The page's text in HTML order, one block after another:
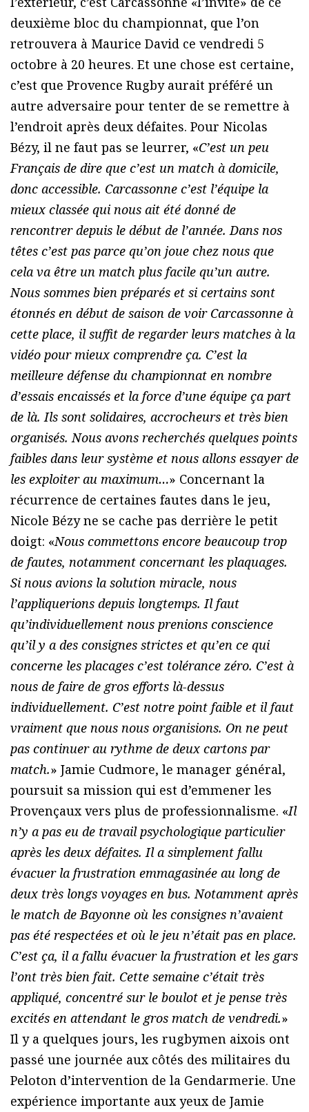
deuxième bloc du championnat, que l’on
retrouvera à Maurice David ce vendredi 5
octobre à 20 heures. Et une chose est certaine,
c’est que Provence Rugby aurait préféré un
autre adversaire pour tenter de se remettre à
l’endroit après deux défaites. Pour Nicolas
Bézy, il ne faut pas se leurrer, «C’est un peu
Français de dire que c’est un match à domicile,
donc accessible. Carcassonne c’est l’équipe la
mieux classée qui nous ait été donné de
rencontrer depuis le début de l’année. Dans nos
têtes c’est pas parce qu’on joue chez nous que
cela va être un match plus facile qu’un autre.
Nous sommes bien préparés et si certains sont
étonnés en début de saison de voir Carcassonne à
cette place, il suffit de regarder leurs matches à la
vidéo pour mieux comprendre ça. C’est la
meilleure défense du championnat en nombre
d’essais encaissés et la force d’une équipe ça part
de là. Ils sont solidaires, accrocheurs et très bien
organisés. Nous avons recherchés quelques points
faibles dans leur système et nous allons essayer de
les exploiter au maximum…» Concernant la
récurrence de certaines fautes dans le jeu,
Nicole Bézy ne se cache pas derrière le petit
doigt: «Nous commettons encore beaucoup trop
de fautes, notamment concernant les plaquages.
Si nous avions la solution miracle, nous
l’appliquerions depuis longtemps. Il faut
qu’individuellement nous prenions conscience
qu’il y a des consignes strictes et qu’en ce qui
concerne les placages c’est tolérance zéro. C’est à
nous de faire de gros efforts là-dessus
individuellement. C’est notre point faible et il faut
vraiment que nous nous organisions. On ne peut
pas continuer au rythme de deux cartons par
match.» Jamie Cudmore, le manager général,
poursuit sa mission qui est d’emmener les
Provençaux vers plus de professionnalisme. «Il
n’y a pas eu de travail psychologique particulier
après les deux défaites. Il a simplement fallu
évacuer la frustration emmagasinée au long de
deux très longs voyages en bus. Notamment après
le match de Bayonne où les consignes n’avaient
pas été respectées et où le jeu n’était pas en place.
C’est ça, il a fallu évacuer la frustration et les gars
l’ont très bien fait. Cette semaine c’était très
appliqué, concentré sur le boulot et je pense très
excités en attendant le gros match de vendredi.»
Il y a quelques jours, les rugbymen aixois ont
passé une journée aux côtés des militaires du
Peloton d’intervention de la Gendarmerie. Une
expérience importante aux yeux de Jamie